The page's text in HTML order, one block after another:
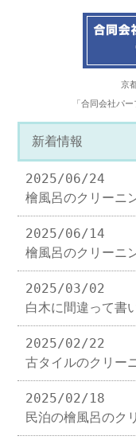
京
「合同会社パ
新着情報
2025/06/24
檜風呂のクリーニ
2025/06/14
檜風呂のクリーニ
2025/03/02
白木に間違って書
2025/02/22
古タイルのクリー
2025/02/18
民泊の檜風呂のク